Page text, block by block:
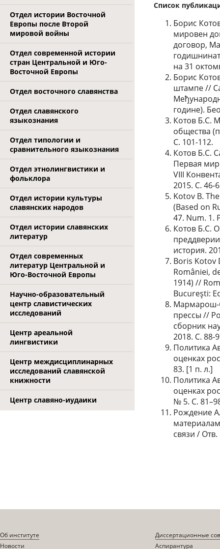
Отдел истории Восточной
Европы после Второй
мировой войны
Отдел современной истории
стран Центральной и Юго-
Восточной Европы
Отдел восточного славянства
Отдел славянского
языкознания
Отдел типологии и
сравнительного языкознания
Отдел этнолингвистики и
фольклора
Отдел истории культуры
славянских народов
Отдел истории славянских
литератур
Отдел современных
литератур Центральной и
Юго-Восточной Европы
Научно-образовательный
центр славистических
исследований
Центр ареальной
лингвистики
Центр междисциплинарных
исследований славянской
книжности
Центр славяно-иудаики
Список
Борис
мировен
договор,
на 31
Борис
штампе //
године).
Котов Б.С.
общества
С. 101-112.
Котов Б.С.
Первая
VIII
2015. С. 46-
Kotov B.
(Based on
47. Num. 1.
Котов Б.С.
история.
Boris Kotov
României,
1914) //
Bucureşti:
Мармарош-
прессы //
сборник
2018. С. 88-
Политика
оценках
83. [1 п. л.]
Политика
оценках
№ 5. С.
Рождение
связи /
Об институте
Новости
Диссертационные
Аспирантура